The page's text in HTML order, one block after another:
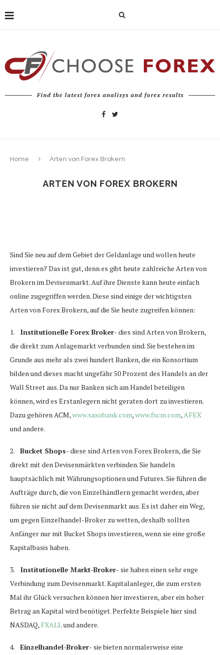
Find the latest forex analisys and forex results
Home Arten von Forex Brokern
ARTEN VON FOREX BROKERN
Sind Sie neu auf dem Gebiet der Geldanlage und wollen heute
investieren? Das ist gut, denn es gibt heute zahlreiche Arten von
Brokern im Devisenmarkt. Auf ihre Dienste kann heute einfach
online zugegriffen werden. Diese sind einige der wichtigsten
Arten von Forex Brokern, auf die Sie heute zugreifen können:
1. Institutionelle Forex Broker- dies sind Arten von Brokern,
die direkt zum Anlagemarkt verbunden sind. Sie bestehen im
Grunde aus mehr als zwei hundert Banken, die ein Konsortium
bilden und dieses macht ungefähr 50 Prozent des Handels an der
Wall Street aus. Da nur Banken sich am Handel beteiligen
können, wird es Erstanlegern nicht geraten dort zu investieren.
Dazu gehören ACM,www.saxobank.com,www.fxcm.com, AFEX
und andere.
2. Bucket Shops- diese sind Arten von Forex Brokern, die Sie
direkt mit den Devisenmärkten verbinden. Sie handeln
hauptsächlich mit Währungsoptionen und Futures. Sie führen die
Aufträge durch, die von Einzelhändlern gemacht werden, aber
führen sie nicht auf dem Devisenmarkt aus. Es ist daher ein Weg,
um gegen Einzelhandel-Broker zu wetten, deshalb sollten
Anfänger nur mit Bucket Shops investieren, wenn sie eine große
Kapitalbasis haben.
3. Institutionelle Markt-Broker- sie haben einen sehr enge
Verbindung zum Devisenmarkt. Kapitalanleger, die zum ersten
Mal ihr Glück versuchen können hier investieren, aber ein hoher
Betrag an Kapital wird benötiget. Perfekte Beispiele hier sind
NASDAQ, FXALLund andere.
4. Einzelhandel-Broker- sie bieten normalerweise eine